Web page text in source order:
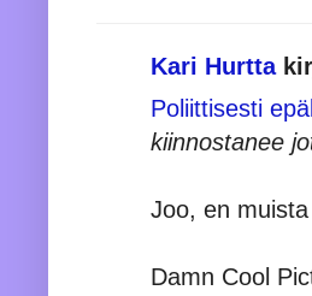
Kari Hurtta
Poliittisesti
kiinnostanee
Joo, en
Damn Cool